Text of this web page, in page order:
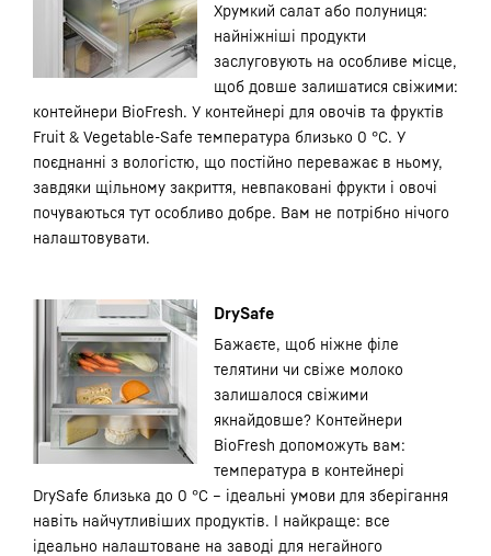
Хрумкий салат або полуниця:
найніжніші продукти
заслуговують на особливе місце,
щоб довше залишатися свіжими:
контейнери BioFresh. У контейнері для овочів та фруктів
Fruit & Vegetable-Safe температура близько 0 °C. У
поєднанні з вологістю, що постійно переважає в ньому,
завдяки щільному закриття, невпаковані фрукти і овочі
почуваються тут особливо добре. Вам не потрібно нічого
налаштовувати.
DrySafe
Бажаєте, щоб ніжне філе
телятини чи свіже молоко
залишалося свіжими
якнайдовше? Контейнери
BioFresh допоможуть вам:
температура в контейнері
DrySafe близька до 0 °C – ідеальні умови для зберігання
навіть найчутливіших продуктів. І найкраще: все
ідеально налаштоване на заводі для негайного